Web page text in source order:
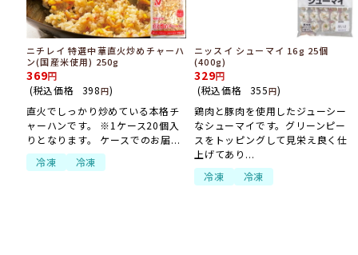
ニチレイ 特選中華直火炒めチャーハ
ン(国産米使用) 250g
369
(税込価格 398円)
直火でしっかり炒めている本格チ
ャーハンです。 ※1ケース20個入
りとなります。 ケースでのお届...
冷凍
冷凍
ニッスイ シューマイ 16g 25個
(400g)
329
(税込価格 355円)
鶏肉と豚肉を使用したジューシー
なシューマイです。グリーンピー
スをトッピングして見栄え良く仕
上げてあり...
冷凍
冷凍